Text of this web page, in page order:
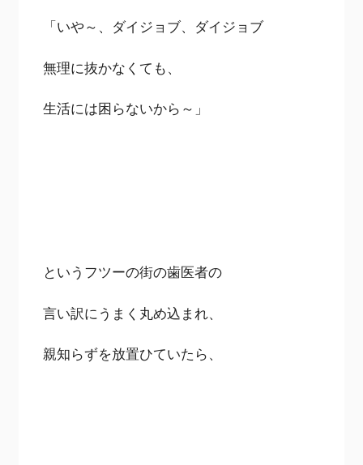
「いや～、ダイジョブ、ダイジョブ
無理に抜かなくても、
生活には困らないから～」
というフツーの街の歯医者の
言い訳にうまく丸め込まれ、
親知らずを放置ひていたら、